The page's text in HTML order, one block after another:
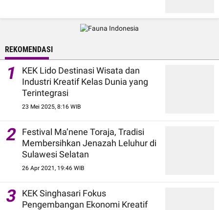
REKOMENDASI
1
KEK Lido Destinasi Wisata dan
Industri Kreatif Kelas Dunia yang
Terintegrasi
23 Mei 2025, 8:16 WIB
2
Festival Ma’nene Toraja, Tradisi
Membersihkan Jenazah Leluhur di
Sulawesi Selatan
26 Apr 2021, 19:46 WIB
3
KEK Singhasari Fokus
Pengembangan Ekonomi Kreatif